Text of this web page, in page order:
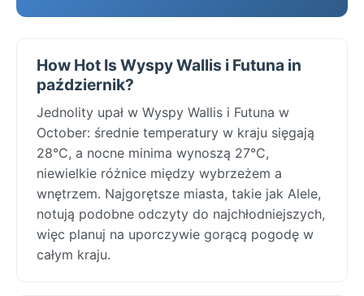
How Hot Is Wyspy Wallis i Futuna in
październik?
Jednolity upał w Wyspy Wallis i Futuna w
October: średnie temperatury w kraju sięgają
28°C, a nocne minima wynoszą 27°C,
niewielkie różnice między wybrzeżem a
wnętrzem. Najgorętsze miasta, takie jak Alele,
notują podobne odczyty do najchłodniejszych,
więc planuj na uporczywie gorącą pogodę w
całym kraju.